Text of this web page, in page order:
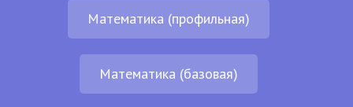
Математика (профильная)
Математика (базовая)